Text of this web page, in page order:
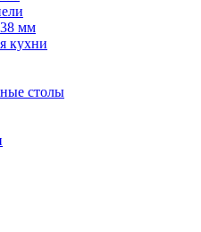
мм
кухни
столы